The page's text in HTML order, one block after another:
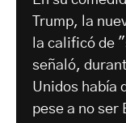
Trump, la
la calificó de
señaló,
Unidos había
pese a no ser